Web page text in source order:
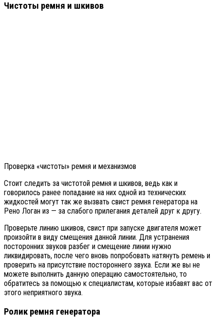
Чистоты ремня и шкивов
Проверка «чистоты» ремня и механизмов
Стоит следить за чистотой ремня и шкивов, ведь как и
говорилось ранее попадание на них одной из технических
жидкостей могут так же вызвать свист ремня генератора на
Рено Логан из — за слабого прилегания деталей друг к другу.
Проверьте линию шкивов, свист при запуске двигателя может
произойти в виду смещения данной линии. Для устранения
посторонних звуков разбег и смещение линии нужно
ликвидировать, после чего вновь попробовать натянуть ремень и
проверить на присутствие постороннего звука. Если же вы не
можете выполнить данную операцию самостоятельно, то
обратитесь за помощью к специалистам, которые избавят вас от
этого неприятного звука.
Ролик ремня генератора